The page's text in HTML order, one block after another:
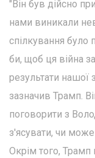
"Він був дійсно
нами виникали
спілкування було
би, щоб ця війна
результати нашої
зазначив Трамп.
поговорити з
з'ясувати, чи
Окрім того, Трамп